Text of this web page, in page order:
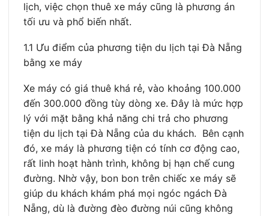
lịch, việc chọn thuê xe máy cũng là phương án
tối ưu và phổ biến nhất.
1.1 Ưu điểm của phương tiện du lịch tại Đà Nẵng
bằng xe máy
Xe máy có giá thuê khá rẻ, vào khoảng 100.000
đến 300.000 đồng tùy dòng xe. Đây là mức hợp
lý với mặt bằng khả năng chi trả cho phương
tiện du lịch tại Đà Nẵng của du khách. Bên cạnh
đó, xe máy là phương tiện có tính cơ động cao,
rất linh hoạt hành trình, không bị hạn chế cung
đường. Nhờ vậy, bon bon trên chiếc xe máy sẽ
giúp du khách khám phá mọi ngóc ngách Đà
Nẵng, dù là đường đèo đường núi cũng không